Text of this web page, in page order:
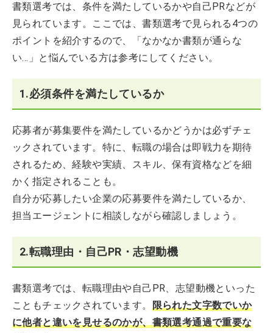
書類選考では、条件を満たしているかや自己PRなどが
見られています。ここでは、書類選考で見られる4つの
ポイントを紹介するので、「なかなか書類が通らな
い…」と悩んでいる方は参考にしてください。
1.必須条件を満たしているか
応募者が募集要件を満たしているかどうかは必ずチェ
ックされています。特に、転職の場合は即戦力を期待
されるため、経験や実績、スキル、保有資格などを細
かく指定されることも。
自分が応募したい企業の応募要件を満たしているか、
担当エージェントに相談しながら確認しましょう。
2.転職理由・自己PR・志望動機
書類選考では、転職理由や自己PR、志望動機といった
こともチェックされています。 限られた文字数でいか
に他者と違いを見せるのかが、書類選考通過で重要な